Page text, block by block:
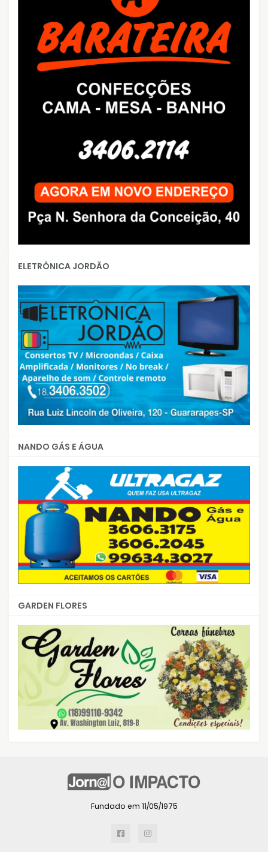
ELETRÔNICA JORDÃO
NANDO GÁS E ÁGUA
GARDEN FLORES
Fundado em 11/05/1975